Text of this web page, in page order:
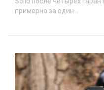
примерно за один...